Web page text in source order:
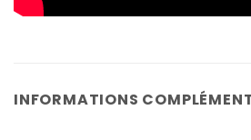
INFORMATIONS